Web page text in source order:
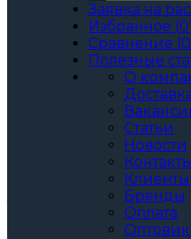
Заявка на
Избранное (0
Сравнение (0
Полезные
О
Статьи
Новости
Контакты
Клиенты
Бренды
Оплата
За упаковку
Цена при